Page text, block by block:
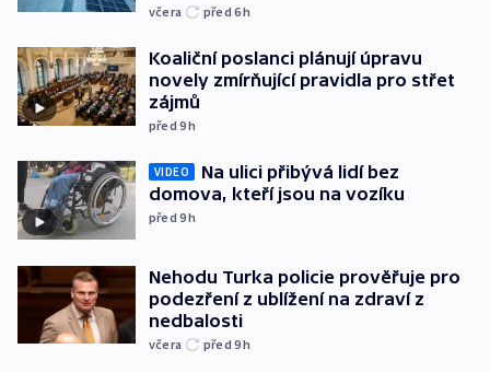
včera před 6h
Koaliční poslanci plánují úpravu
novely zmírňující pravidla pro střet
zájmů
před 9h
VIDEO
Na ulici přibývá lidí bez
domova, kteří jsou na vozíku
před 9h
Nehodu Turka policie prověřuje pro
podezření z ublížení na zdraví z
nedbalosti
včera před 9h